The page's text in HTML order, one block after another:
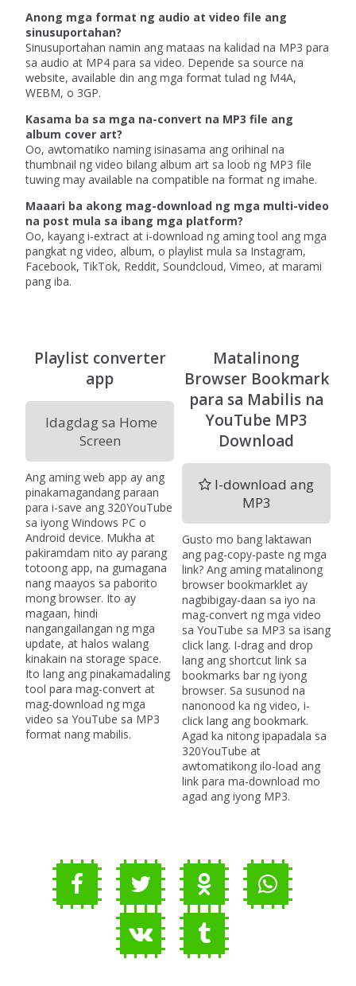
Anong mga format ng audio at video file ang
sinusuportahan?
Sinusuportahan namin ang mataas na kalidad na MP3 para
sa audio at MP4 para sa video. Depende sa source na
website, available din ang mga format tulad ng M4A,
WEBM, o 3GP.
Kasama ba sa mga na-convert na MP3 file ang
album cover art?
Oo, awtomatiko naming isinasama ang orihinal na
thumbnail ng video bilang album art sa loob ng MP3 file
tuwing may available na compatible na format ng imahe.
Maaari ba akong mag-download ng mga multi-video
na post mula sa ibang mga platform?
Oo, kayang i-extract at i-download ng aming tool ang mga
pangkat ng video, album, o playlist mula sa Instagram,
Facebook, TikTok, Reddit, Soundcloud, Vimeo, at marami
pang iba.
Playlist converter
app
Idagdag sa Home
Screen
Ang aming web app ay ang
pinakamagandang paraan
para i-save ang 320YouTube
sa iyong Windows PC o
Android device. Mukha at
pakiramdam nito ay parang
totoong app, na gumagana
nang maayos sa paborito
mong browser. Ito ay
magaan, hindi
nangangailangan ng mga
update, at halos walang
kinakain na storage space.
Ito lang ang pinakamadaling
tool para mag-convert at
mag-download ng mga
video sa YouTube sa MP3
format nang mabilis.
Matalinong
Browser Bookmark
para sa Mabilis na
YouTube MP3
Download
I-download ang
MP3
Gusto mo bang laktawan
ang pag-copy-paste ng mga
link? Ang aming matalinong
browser bookmarklet ay
nagbibigay-daan sa iyo na
mag-convert ng mga video
sa YouTube sa MP3 sa isang
click lang. I-drag and drop
lang ang shortcut link sa
bookmarks bar ng iyong
browser. Sa susunod na
nanonood ka ng video, i-
click lang ang bookmark.
Agad ka nitong ipapadala sa
320YouTube at
awtomatikong ilo-load ang
link para ma-download mo
agad ang iyong MP3.